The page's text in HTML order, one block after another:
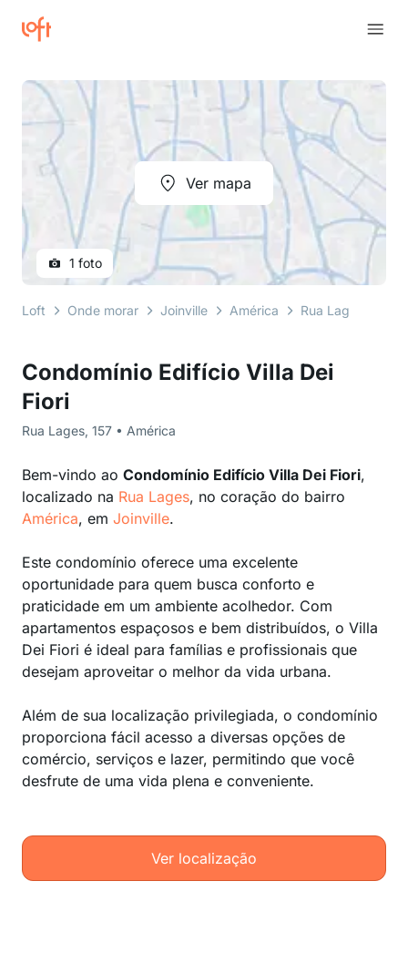
Condomínio Edifício Villa Dei
Fiori
Rua Lages, 157 • América
Bem-vindo ao Condomínio Edifício Villa Dei Fiori,
localizado na Rua Lages, no coração do bairro
América, em Joinville.
Este condomínio oferece uma excelente
oportunidade para quem busca conforto e
praticidade em um ambiente acolhedor. Com
apartamentos espaçosos e bem distribuídos, o Villa
Dei Fiori é ideal para famílias e profissionais que
desejam aproveitar o melhor da vida urbana.
Além de sua localização privilegiada, o condomínio
proporciona fácil acesso a diversas opções de
comércio, serviços e lazer, permitindo que você
desfrute de uma vida plena e conveniente.
Ver localização
Ver mapa
1 foto
Loft Onde morar Joinville América Rua Lages